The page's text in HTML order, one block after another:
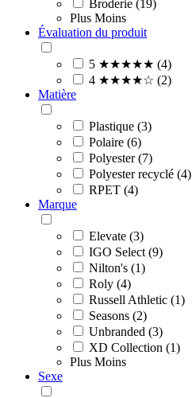
Broderie (19)
Plus Moins
Évaluation du produit
5 ★★★★★ (4)
4 ★★★★☆ (2)
Matière
Plastique (3)
Polaire (6)
Polyester (7)
Polyester recyclé (4)
RPET (4)
Marque
Elevate (3)
IGO Select (9)
Nilton's (1)
Roly (4)
Russell Athletic (1)
Seasons (2)
Unbranded (3)
XD Collection (1)
Plus Moins
Sexe